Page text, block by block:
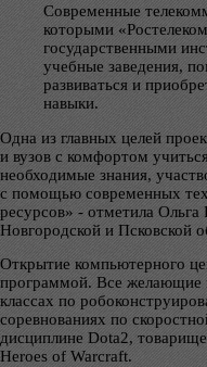
Современные
которыми
государственными
учебные заведения,
развиваться и
навыки.
Одна из главных целей
и вузов с комфортом
необходимые знания,
с помощью современных
ресурсов» - отметила
Новгородской и Псковской
Открытие компьютерного
программой. Все желающие
классах по
соревнованиях по
дисциплине Dota2,
Heroes of Warcraft.